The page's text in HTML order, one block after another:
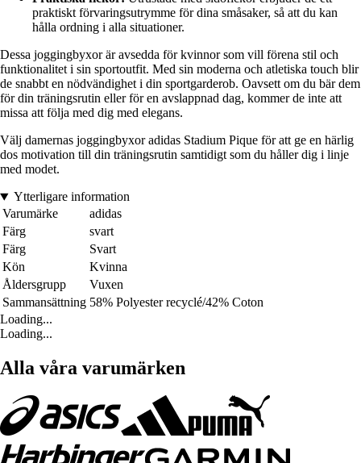
praktiskt förvaringsutrymme för dina småsaker, så att du kan
hålla ordning i alla situationer.
Dessa joggingbyxor är avsedda för kvinnor som vill förena stil och
funktionalitet i sin sportoutfit. Med sin moderna och atletiska touch blir
de snabbt en nödvändighet i din sportgarderob. Oavsett om du bär dem
för din träningsrutin eller för en avslappnad dag, kommer de inte att
missa att följa med dig med elegans.
Välj damernas joggingbyxor adidas Stadium Pique för att ge en härlig
dos motivation till din träningsrutin samtidigt som du håller dig i linje
med modet.
Ytterligare information
Varumärke
adidas
Färg
svart
Färg
Svart
Kön
Kvinna
Åldersgrupp
Vuxen
Sammansättning 58% Polyester recyclé/42% Coton
Loading...
Loading...
Alla våra varumärken